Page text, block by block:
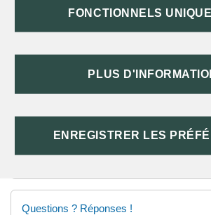
FONCTIONNELS
PLUS
ENREGISTRER LES
LIVRAISON DANS LE MOIS QUI
RETARD DE LIVRAISON ?
Questions ? Réponses !